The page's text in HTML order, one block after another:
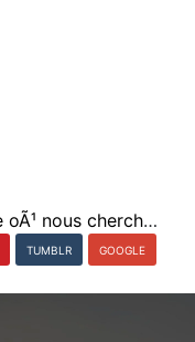
La vie, c'est la minute oÃ¹ nous cherchons tous Ã Ãªtre heureux.
TUMBLR GOOGLE